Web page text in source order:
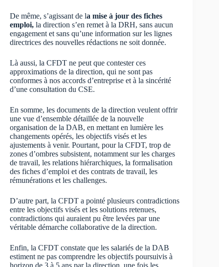
De même, s’agissant de la mise à jour des fiches
emploi, la direction s’en remet à la DRH, sans aucun
engagement et sans qu’une information sur les lignes
directrices des nouvelles rédactions ne soit donnée.
Là aussi, la CFDT ne peut que contester ces
approximations de la direction, qui ne sont pas
conformes à nos accords d’entreprise et à la sincérité
d’une consultation du CSE.
En somme, les documents de la direction veulent offrir
une vue d’ensemble détaillée de la nouvelle
organisation de la DAB, en mettant en lumière les
changements opérés, les objectifs visés et les
ajustements à venir. Pourtant, pour la CFDT, trop de
zones d’ombres subsistent, notamment sur les charges
de travail, les relations hiérarchiques, la formalisation
des fiches d’emploi et des contrats de travail, les
rémunérations et les challenges.
D’autre part, la CFDT a pointé plusieurs contradictions
entre les objectifs visés et les solutions retenues,
contradictions qui auraient pu être levées par une
véritable démarche collaborative de la direction.
Enfin, la CFDT constate que les salariés de la DAB
estiment ne pas comprendre les objectifs poursuivis à
horizon de 3 à 5 ans par la direction, une fois les